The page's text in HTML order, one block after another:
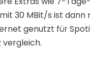
30 MBit/s ist dann
genutzt für
vergleich.